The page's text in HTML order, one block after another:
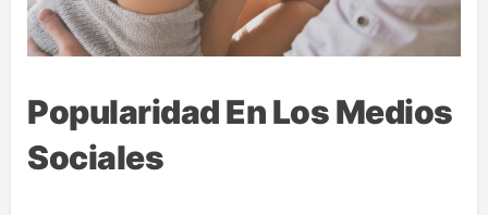
Popularidad En Los Medios
Sociales